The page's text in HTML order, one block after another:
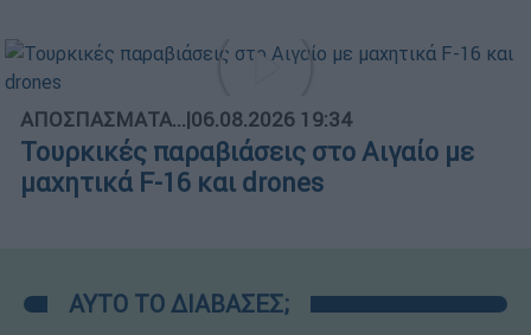
ΑΠΟΣΠΑΣΜΑΤΑ...|06.08.2026 19:34
Τουρκικές παραβιάσεις στο Αιγαίο με
μαχητικά F-16 και drones
ΑΥΤΟ ΤΟ ΔΙΑΒΑΣΕΣ;